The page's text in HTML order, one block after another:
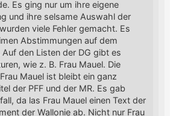
Es ging nur um ihre eigene
und ihre selsame Auswahl der
viele Fehler gemacht. Es
Abstimmungen auf dem
den Listen der DG gibt es
wie z. B. Frau Mauel. Die
Mauel ist bleibt ein ganz
der PFF und der MR. Es gab
da las Frau Mauel einen Text der
der Wallonie ab. Nicht nur Frau